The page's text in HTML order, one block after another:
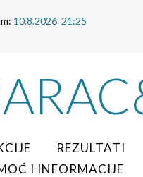
10.8.2026. 21:25
REZULTATI
I INFORMACIJE